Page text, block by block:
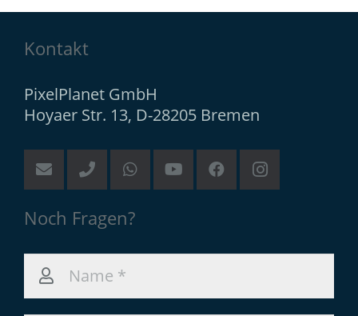
Kontakt
PixelPlanet GmbH
Hoyaer Str. 13, D-28205 Bremen
Noch Fragen?